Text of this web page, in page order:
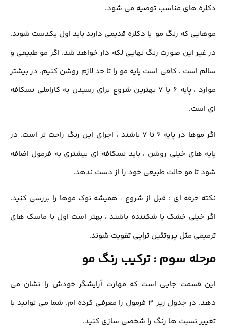
های مناسب توصیه می شود.
که رنگ مو یا دکلره قدیمی دارند باید اول یکدست شوند.
این صورت رنگ نهایی لکه دار خواهد شد. اگر مو طبیعی و
است ، کافی است پایه مو را تا حد لازم روشن کنیم. در بیشتر
موارد ، پایه 6 یا 7 بهترین شروع برای رسیدن به کاراملی نسکافه
اگر موها در پایه 6 تا 7 باشند ، اجرای این رنگ راحت تر است. در
های خیلی روشن ، باید نسکافه ای بیشتری به فرمول اضافه
مو حالت طبیعی خود را از دست ندهد.
حرفه ای : قبل از شروع ، همیشه نوک موها را بررسی کنید.
خیلی خشک یا شکننده باشند ، بهتر است اول با ماسک های
مثل پروتئین تراپی تقویت شوند.
سوم : ترکیب رنگ مو
قسمت جایی است که مهارت آرایشگر خودش را نشان می
دهد. در جدول زیر 3 فرمول را معرفی کرده ام. شما می توانید با
نسبت ها رنگ را شخصی سازی کنید.